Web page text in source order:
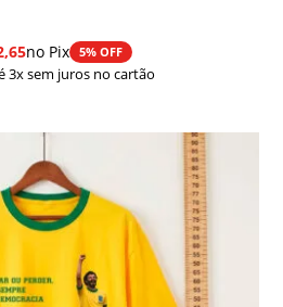
no Pix 5% OFF
3x sem juros no cartão